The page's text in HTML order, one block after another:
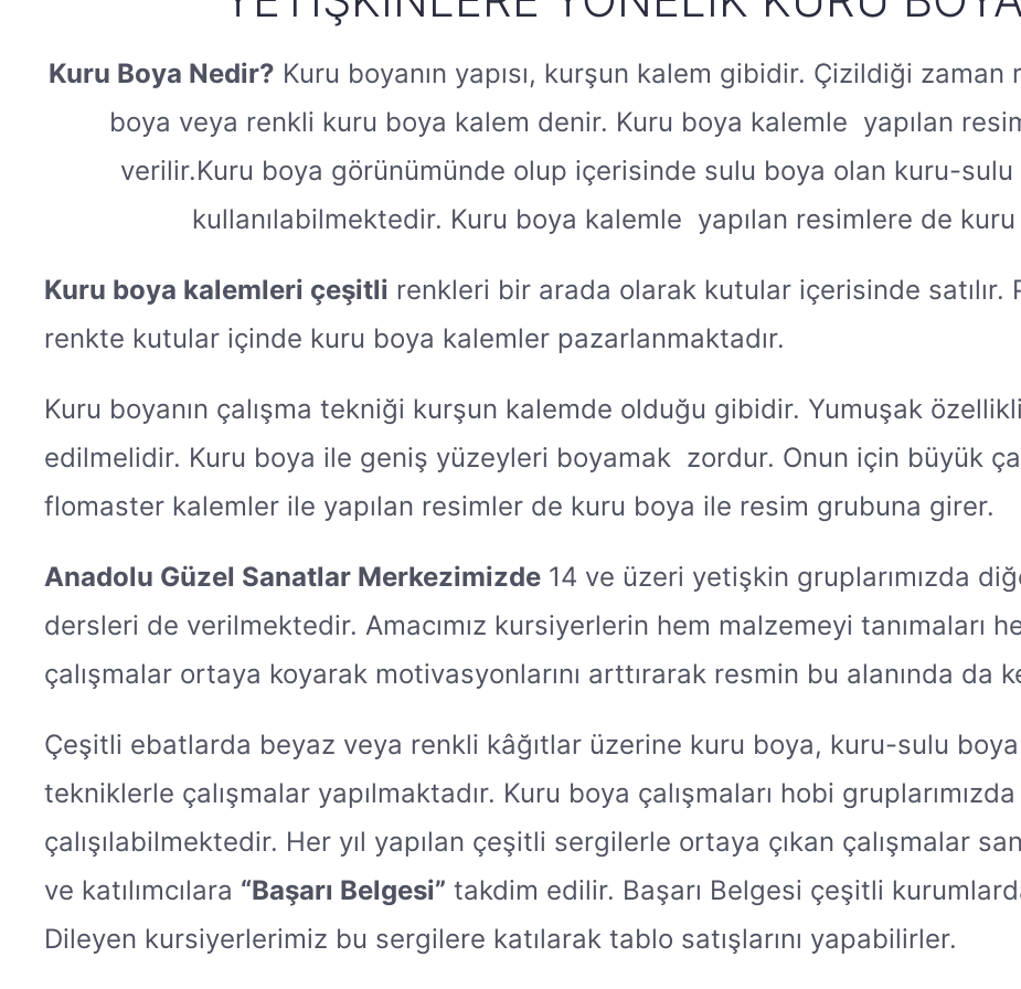
Kuru Boya Nedir? Kuru boyanın yapısı, kurşun kalem gibidir. Çizildiği
boya veya renkli kuru boya kalem denir. Kuru boya kalemle yapılan
verilir.Kuru boya görünümünde olup içerisinde sulu boya olan kuru-
kullanılabilmektedir. Kuru boya kalemle yapılan resimlere de
Kuru boya kalemleri çeşitli renkleri bir arada olarak kutular içerisinde
renkte kutular içinde kuru boya kalemler pazarlanmaktadır.
Kuru boyanın çalışma tekniği kurşun kalemde olduğu gibidir. Yumuşak
edilmelidir. Kuru boya ile geniş yüzeyleri boyamak zordur. Onun için büyük
flomaster kalemler ile yapılan resimler de kuru boya ile resim grubuna girer.
Anadolu Güzel Sanatlar Merkezimizde 14 ve üzeri yetişkin gruplarımızda
dersleri de verilmektedir. Amacımız kursiyerlerin hem malzemeyi tanımaları
çalışmalar ortaya koyarak motivasyonlarını arttırarak resmin bu alanında da
Çeşitli ebatlarda beyaz veya renkli kâğıtlar üzerine kuru boya, kuru-sulu
tekniklerle çalışmalar yapılmaktadır. Kuru boya çalışmaları hobi
çalışılabilmektedir. Her yıl yapılan çeşitli sergilerle ortaya çıkan çalışmalar
ve katılımcılara “Başarı Belgesi” takdim edilir. Başarı Belgesi çeşitli
Dileyen kursiyerlerimiz bu sergilere katılarak tablo satışlarını yapabilirler.